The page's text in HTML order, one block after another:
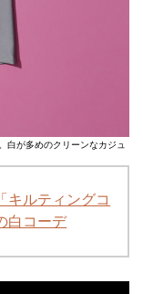
白が多めのクリーンなカジュ
キルティングコ
白コーデ